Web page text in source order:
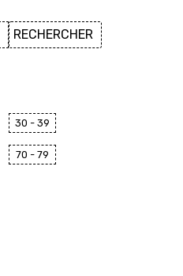
30 - 39
70 - 79